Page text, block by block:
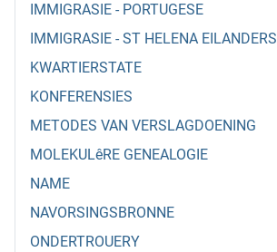
IMMIGRASIE - PORTUGESE
IMMIGRASIE - ST HELENA EILANDERS
KWARTIERSTATE
KONFERENSIES
METODES VAN VERSLAGDOENING
MOLEKULêRE GENEALOGIE
NAME
NAVORSINGSBRONNE
ONDERTROUERY